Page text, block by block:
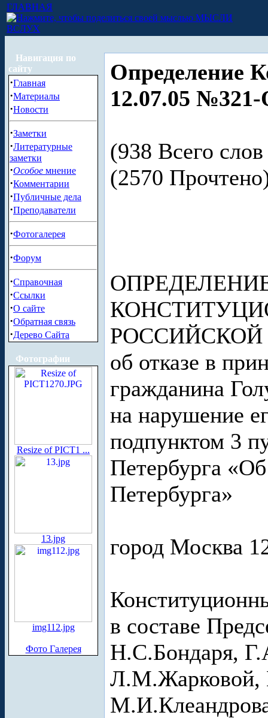
ГЛАВНАЯ
МЫСЛИ
ВСЛУХ
Навигация по
сайту
·Главная
·Материалы
·Новости
·Заметки
·Литературные
заметки
·Особое мнение
·Комментарии
·Публичные дела
·Преподаватели
·Фотогалерея
·Форум
·Справочная
·Ссылки
·О сайте
·Обратная связь
·Дерево Сайта
Фотографии
Resize of PICT1 ...
13.jpg
img112.jpg
Фото Галерея
Определение
12.07.05
(938 Всего
(2570
об отказе в
гражданина
на нарушение
подпунктом 3
Петербурга
Петербурга»
город Москва
в составе
Н.С.Бондаря,
Л.М.Жарковой,